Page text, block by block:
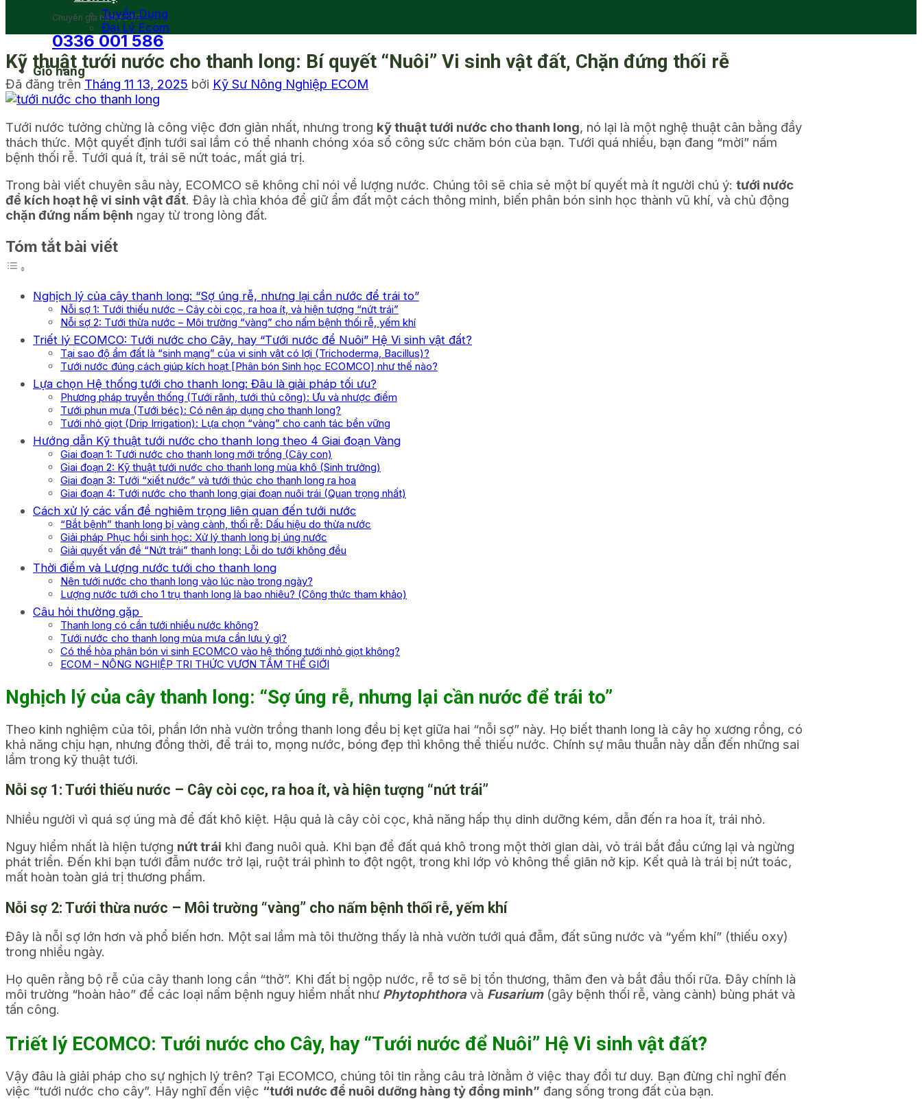
Chuyên gia hỗ trợ 24/7
0336 001 586
Giỏ hàng
Tuyển Dụng
Đại Lý Ecom
Kỹ thuật tưới nước cho thanh long: Bí quyết “Nuôi” Vi sinh vật đất, Chặn đứng thối rễ
Đã đăng trên Tháng 11 13, 2025 bởi Kỹ Sư Nông Nghiệp ECOM
Tưới nước tưởng chừng là công việc đơn giản nhất, nhưng trong kỹ thuật tưới nước cho thanh long, nó lại là một nghệ thuật cân bằng đầy
thách thức. Một quyết định tưới sai lầm có thể nhanh chóng xóa sổ công sức chăm bón của bạn. Tưới quá nhiều, bạn đang “mời” nấm
bệnh thối rễ. Tưới quá ít, trái sẽ nứt toác, mất giá trị.
Trong bài viết chuyên sâu này, ECOMCO sẽ không chỉ nói về lượng nước. Chúng tôi sẽ chia sẻ một bí quyết mà ít người chú ý: tưới nước
để kích hoạt hệ vi sinh vật đất. Đây là chìa khóa để giữ ẩm đất một cách thông minh, biến phân bón sinh học thành vũ khí, và chủ động
chặn đứng nấm bệnh ngay từ trong lòng đất.
Tóm tắt bài viết
Nghịch lý của cây thanh long: “Sợ úng rễ, nhưng lại cần nước để trái to”
Nỗi sợ 1: Tưới thiếu nước – Cây còi cọc, ra hoa ít, và hiện tượng “nứt trái”
Nỗi sợ 2: Tưới thừa nước – Môi trường “vàng” cho nấm bệnh thối rễ, yếm khí
Triết lý ECOMCO: Tưới nước cho Cây, hay “Tưới nước để Nuôi” Hệ Vi sinh vật đất?
Tại sao độ ẩm đất là “sinh mạng” của vi sinh vật có lợi (Trichoderma, Bacillus)?
Tưới nước đúng cách giúp kích hoạt [Phân bón Sinh học ECOMCO] như thế nào?
Lựa chọn Hệ thống tưới cho thanh long: Đâu là giải pháp tối ưu?
Phương pháp truyền thống (Tưới rãnh, tưới thủ công): Ưu và nhược điểm
Tưới phun mưa (Tưới béc): Có nên áp dụng cho thanh long?
Tưới nhỏ giọt (Drip Irrigation): Lựa chọn “vàng” cho canh tác bền vững
Hướng dẫn Kỹ thuật tưới nước cho thanh long theo 4 Giai đoạn Vàng
Giai đoạn 1: Tưới nước cho thanh long mới trồng (Cây con)
Giai đoạn 2: Kỹ thuật tưới nước cho thanh long mùa khô (Sinh trưởng)
Giai đoạn 3: Tưới “xiết nước” và tưới thúc cho thanh long ra hoa
Giai đoạn 4: Tưới nước cho thanh long giai đoạn nuôi trái (Quan trọng nhất)
Cách xử lý các vấn đề nghiêm trọng liên quan đến tưới nước
“Bắt bệnh” thanh long bị vàng cành, thối rễ: Dấu hiệu do thừa nước
Giải pháp Phục hồi sinh học: Xử lý thanh long bị úng nước
Giải quyết vấn đề “Nứt trái” thanh long: Lỗi do tưới không đều
Thời điểm và Lượng nước tưới cho thanh long
Nên tưới nước cho thanh long vào lúc nào trong ngày?
Lượng nước tưới cho 1 trụ thanh long là bao nhiêu? (Công thức tham khảo)
Câu hỏi thường gặp
Thanh long có cần tưới nhiều nước không?
Tưới nước cho thanh long mùa mưa cần lưu ý gì?
Có thể hòa phân bón vi sinh ECOMCO vào hệ thống tưới nhỏ giọt không?
ECOM – NÔNG NGHIỆP TRI THỨC VƯƠN TẦM THẾ GIỚI
Nghịch lý của cây thanh long: “Sợ úng rễ, nhưng lại cần nước để trái to”
Theo kinh nghiệm của tôi, phần lớn nhà vườn trồng thanh long đều bị kẹt giữa hai “nỗi sợ” này. Họ biết thanh long là cây họ xương rồng, có
khả năng chịu hạn, nhưng đồng thời, để trái to, mọng nước, bóng đẹp thì không thể thiếu nước. Chính sự mâu thuẫn này dẫn đến những sai
lầm trong kỹ thuật tưới.
Nỗi sợ 1: Tưới thiếu nước – Cây còi cọc, ra hoa ít, và hiện tượng “nứt trái”
Nhiều người vì quá sợ úng mà để đất khô kiệt. Hậu quả là cây còi cọc, khả năng hấp thụ dinh dưỡng kém, dẫn đến ra hoa ít, trái nhỏ.
Nguy hiểm nhất là hiện tượng nứt trái khi đang nuôi quả. Khi bạn để đất quá khô trong một thời gian dài, vỏ trái bắt đầu cứng lại và ngừng
phát triển. Đến khi bạn tưới đẫm nước trở lại, ruột trái phình to đột ngột, trong khi lớp vỏ không thể giãn nở kịp. Kết quả là trái bị nứt toác,
mất hoàn toàn giá trị thương phẩm.
Nỗi sợ 2: Tưới thừa nước – Môi trường “vàng” cho nấm bệnh thối rễ, yếm khí
Đây là nỗi sợ lớn hơn và phổ biến hơn. Một sai lầm mà tôi thường thấy là nhà vườn tưới quá đẫm, đất sũng nước và “yếm khí” (thiếu oxy)
trong nhiều ngày.
Họ quên rằng bộ rễ của cây thanh long cần “thở”. Khi đất bị ngộp nước, rễ tơ sẽ bị tổn thương, thâm đen và bắt đầu thối rữa. Đây chính là
môi trường “hoàn hảo” để các loại nấm bệnh nguy hiểm nhất như Phytophthoravà Fusarium(gây bệnh thối rễ, vàng cành) bùng phát và
tấn công.
Triết lý ECOMCO: Tưới nước cho Cây, hay “Tưới nước để Nuôi” Hệ Vi sinh vật đất?
Vậy đâu là giải pháp cho sự nghịch lý trên? Tại ECOMCO, chúng tôi tin rằng câu trả lờnằm ở việc thay đổi tư duy. Bạn đừng chỉ nghĩ đến
việc “tưới nước cho cây”. Hãy nghĩ đến việc “tưới nước để nuôi dưỡng hàng tỷ đồng minh” đang sống trong đất của bạn.